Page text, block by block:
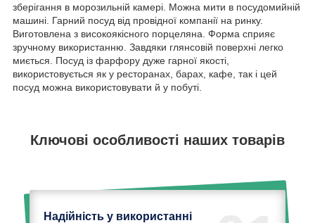
зберігання в морозильній камері. Можна мити в посудомийній
машині. Гарний посуд від провідної компанії на ринку.
Виготовлена з високоякісного порцеляна. Форма сприяє
зручному використанню. Завдяки глянсовій поверхні легко
миється. Посуд із фарфору дуже гарної якості,
використовується як у ресторанах, барах, кафе, так і цей
посуд можна використовувати й у побуті.
Ключові особливості наших товарів
Надійність у використанні